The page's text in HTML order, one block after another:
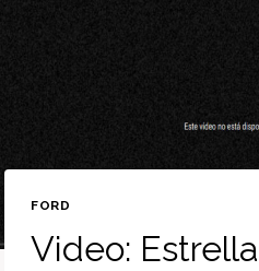
FORD
Video: